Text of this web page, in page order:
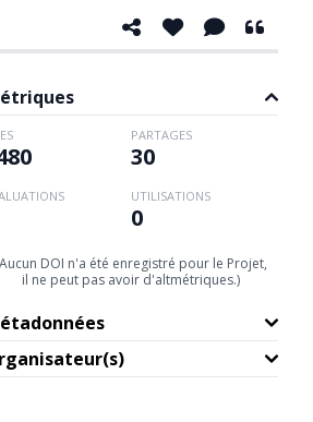
PARTAGES
30
UTILISATIONS
0
DOI n'a été enregistré pour le Projet,
il ne peut pas avoir d'altmétriques.)